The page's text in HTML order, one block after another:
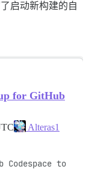
启动新构建的自
for GitHub
Alteras1
Codespace to